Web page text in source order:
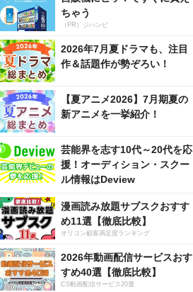
ちゃう
（PR）ジハンピ
2026年7月夏ドラマも、注目
作＆話題作が勢ぞろい！
【夏アニメ2026】7月期夏の
新アニメを一挙紹介！
芸能界を志す10代～20代を応
援！オーディション・スクー
ル情報はDeview
漫画読み放題サブスクおすす
め11選【徹底比較】
オリコン顧客満足度ランキング
2026年動画配信サービスおす
すめ40選【徹底比較】
CS動画配信サービス20選